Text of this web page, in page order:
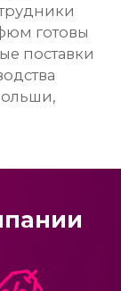
готовы
поставки